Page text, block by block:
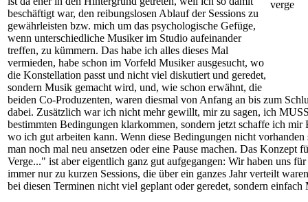
beschäftigt war, den reibungslosen Ablauf der Sessions zu
gewährleisten bzw. mich um das psychologische Gefüge,
wenn unterschiedliche Musiker im Studio aufeinander
treffen, zu kümmern. Das habe ich alles dieses Mal
vermieden, habe schon im Vorfeld Musiker ausgesucht, wo
die Konstellation passt und nicht viel diskutiert und geredet,
sondern Musik gemacht wird, und, wie schon erwähnt, die
beiden Co-Produzenten, waren diesmal von Anfang an bis zum
dabei. Zusätzlich war ich nicht mehr gewillt, mir zu sagen, ich
bestimmten Bedingungen klarkommen, sondern jetzt schaffe ich mir
wo ich gut arbeiten kann. Wenn diese Bedingungen nicht vorhanden
man noch mal neu ansetzen oder eine Pause machen. Das Konzept
Verge..." ist aber eigentlich ganz gut aufgegangen: Wir haben uns
immer nur zu kurzen Sessions, die über ein ganzes Jahr verteilt
bei diesen Terminen nicht viel geplant oder geredet, sondern einfach